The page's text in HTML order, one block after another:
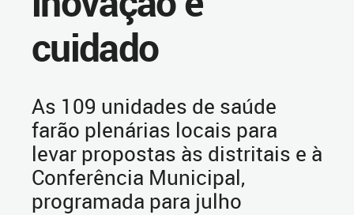
cuidado
As 109 unidades de saúde
farão plenárias locais para
levar propostas às distritais e à
Conferência Municipal,
programada para julho